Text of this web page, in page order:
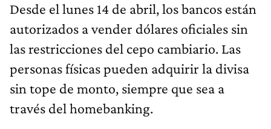
Desde el lunes 14 de abril, los bancos están
autorizados a vender dólares oficiales sin
las restricciones del cepo cambiario. Las
personas físicas pueden adquirir la divisa
sin tope de monto, siempre que sea a
través del homebanking.